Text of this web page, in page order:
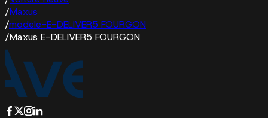
/Maxus
/modele-E-DELIVER5 FOURGON
/Maxus E-DELIVER5 FOURGON